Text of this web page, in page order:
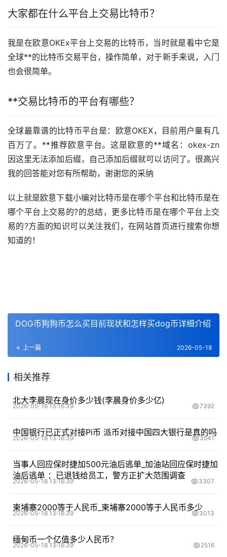
大家都在什么平台上交易比特币？
我是在欧意OKEx平台上交易的比特币，当时就是看中它是
全球**的比特币交易平台，操作简单，对于新手来说，入门
也会很简单。
**交易比特币的平台有哪些？
全球最靠谱的比特币平台是：欧意OKEX，目前用户量有几
百万了。**推荐欧意平台。这是欧意的**域名：okex-zn
因这里无法添加后缀，自己添加后缀就可以访问了。很高兴
我的回答能对您有所帮助，谢谢您的采纳
以上就是欧意下载小编对比特币是在哪个平台和比特币是在
哪个平台上交易的?的总结，更多比特币是在哪个平台上交
易的?方面的知识可以关注我们，在网站首页进行搜索你想
知道的！
DOG币狗狗币怎么买目前现状和怎样买dog币详细介绍
上一篇 2026-05-18
相关推荐
北大李晨现在身价多少钱(李晨身价多少亿)
2026-05-18 13:16:39 7392
中国银行已正式对接Pi币 派币对接中国四大银行是真的吗
2026-05-18 13:16:39 3541
当事人回应保时捷加500元油后逃单_加油站回应保时捷加
油后逃单 ：已退钱给员工，警方正扩大范围调查
2026-05-18 13:16:39 3307
柬埔寨2000等于人民币_柬埔寨2000等于人民币多少
2026-05-18 13:16:39 3013
缅甸币一个亿值多少人民币？
2026-05-18 13:16:39 2516